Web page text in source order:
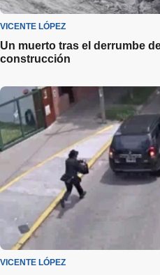
VICENTE LÓPEZ
Un muerto tras el derrumbe
construcción
VICENTE LÓPEZ